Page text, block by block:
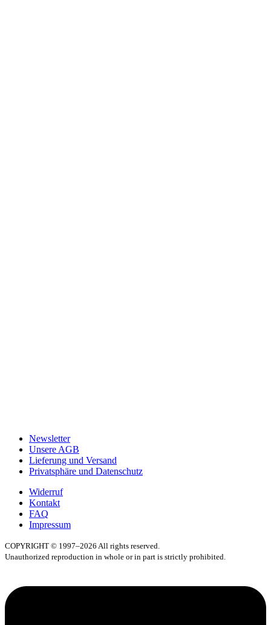
Newsletter
Unsere AGB
Lieferung und Versand
Privatsphäre und Datenschutz
Widerruf
Kontakt
FAQ
Impressum
COPYRIGHT © 1997–2026 All rights reserved.
Unauthorized reproduction in whole or in part is strictly prohibited.